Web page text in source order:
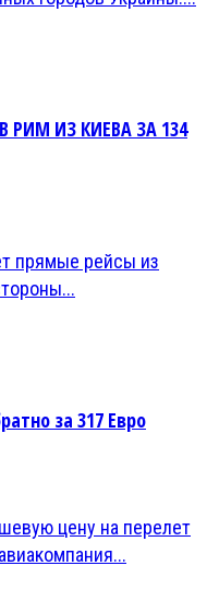
ИЗ КИЕВА ЗА 134
прямые рейсы из
за 317 Евро
цену на перелет